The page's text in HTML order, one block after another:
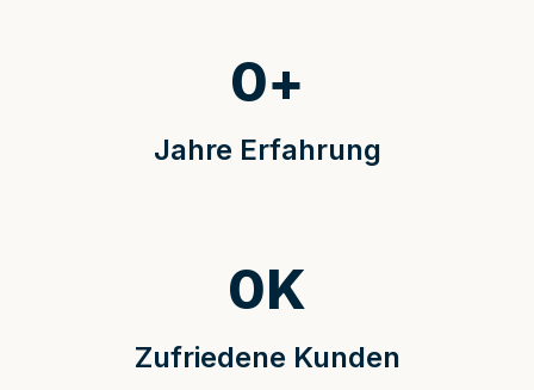
Jahre Erfahrung
0+
Zufriedene Kunden
0K